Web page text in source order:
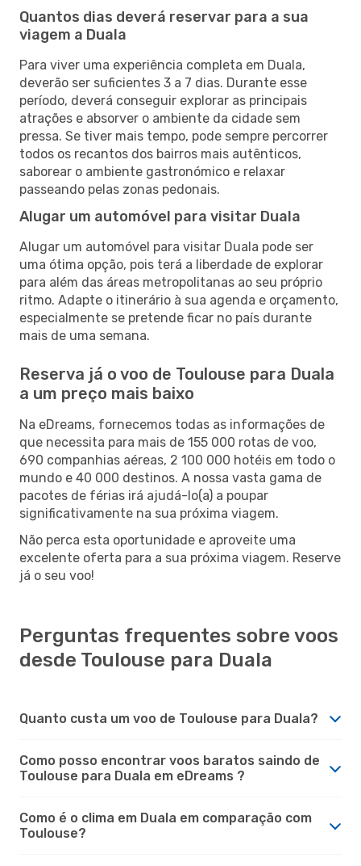
Quantos dias deverá reservar para a sua
viagem a Duala
Para viver uma experiência completa em Duala,
deverão ser suficientes 3 a 7 dias. Durante esse
período, deverá conseguir explorar as principais
atrações e absorver o ambiente da cidade sem
pressa. Se tiver mais tempo, pode sempre percorrer
todos os recantos dos bairros mais autênticos,
saborear o ambiente gastronómico e relaxar
passeando pelas zonas pedonais.
Alugar um automóvel para visitar Duala
Alugar um automóvel para visitar Duala pode ser
uma ótima opção, pois terá a liberdade de explorar
para além das áreas metropolitanas ao seu próprio
ritmo. Adapte o itinerário à sua agenda e orçamento,
especialmente se pretende ficar no país durante
mais de uma semana.
Reserva já o voo de Toulouse para Duala
a um preço mais baixo
Na eDreams, fornecemos todas as informações de
que necessita para mais de 155 000 rotas de voo,
690 companhias aéreas, 2 100 000 hotéis em todo o
mundo e 40 000 destinos. A nossa vasta gama de
pacotes de férias irá ajudá-lo(a) a poupar
significativamente na sua próxima viagem.
Não perca esta oportunidade e aproveite uma
excelente oferta para a sua próxima viagem. Reserve
já o seu voo!
Perguntas frequentes sobre voos
desde Toulouse para Duala
Quanto custa um voo de Toulouse para Duala?
Como posso encontrar voos baratos saindo de
Toulouse para Duala em eDreams ?
Como é o clima em Duala em comparação com
Toulouse?